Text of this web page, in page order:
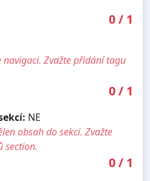
0/ 1
navigaci. Zvažte přidání tagu
0/ 1
NE
obsah do sekcí. Zvažte
section.
0/ 1